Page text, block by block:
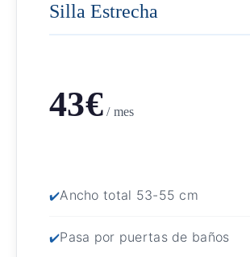
Silla Estrecha
43€/ mes
Ancho total 53-55 cm
Pasa por puertas de baños